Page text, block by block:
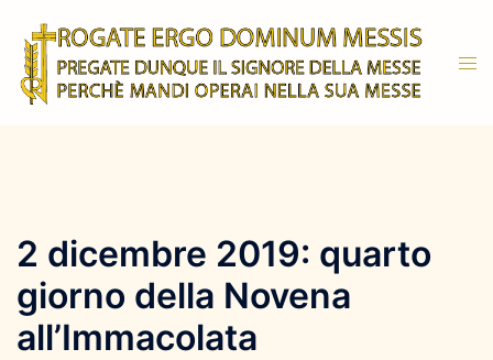
contenuto
2 dicembre 2019: quarto
giorno della Novena
all’Immacolata